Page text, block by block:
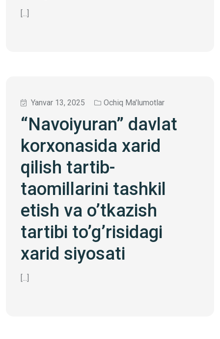
[...]
Yanvar 13, 2025 Ochiq Ma'lumotlar
“Navoiyuran” davlat
korxonasida xarid
qilish tartib-
taomillarini tashkil
etish va o’tkazish
tartibi to’g’risidagi
xarid siyosati
[...]